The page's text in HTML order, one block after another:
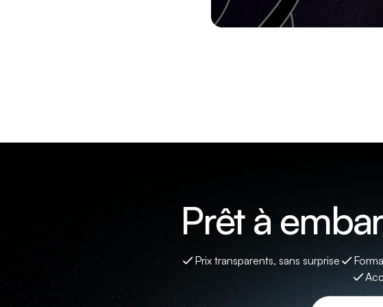
Prêt à
Prix transparents, sans surprise